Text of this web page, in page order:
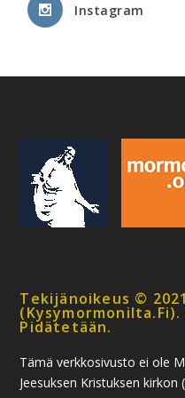
Instagram
Tekijänoikeus ©
(kysymormonilta.fi).
Pidätetään.
Tämä verkkosivusto ei ole
Jeesuksen Kristuksen